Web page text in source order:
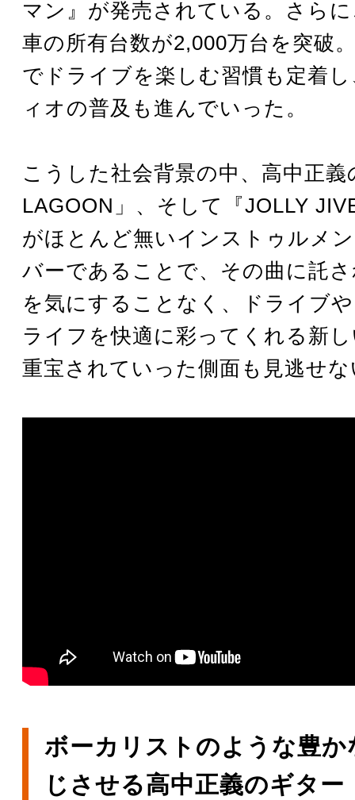
マン』が発売されている。さら
車の所有台数が2,000万台を突破
でドライブを楽しむ習慣も定着
ィオの普及も進んでいった。
こうした社会背景の中、高中正義
LAGOON」、そして『JOLLY
がほとんど無いインストゥルメ
バーであることで、その曲に託
を気にすることなく、ドライブ
ライフを快適に彩ってくれる新
重宝されていった側面も見逃せな
ボーカリストのような豊か
じさせる高中正義のギター